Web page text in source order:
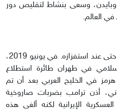
وبايدن، وسعى بنشاط لتقليص دور
العالم.
كما أنه ابتعد عن الصراع مع إيران حتى عند استفزازه. في يونيو 2019،
في طهران طائرة استطلاع
في الخليج العربي بعد أن تم
أذن ترامب بضربات صاروخية
الإيرانية لكنه ألغى هذه